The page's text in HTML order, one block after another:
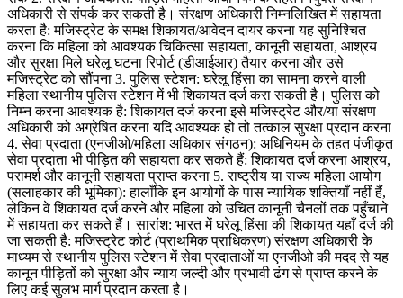
अधिकारी से संपर्क कर सकती है। संरक्षण अधिकारी निम्नलिखित में सहायता
करता है: मजिस्ट्रेट के समक्ष शिकायत/आवेदन दायर करना यह सुनिश्चित
करना कि महिला को आवश्यक चिकित्सा सहायता, कानूनी सहायता, आश्रय
और सुरक्षा मिले घरेलू घटना रिपोर्ट (डीआईआर) तैयार करना और उसे
मजिस्ट्रेट को सौंपना 3. पुलिस स्टेशन: घरेलू हिंसा का सामना करने वाली
महिला स्थानीय पुलिस स्टेशन में भी शिकायत दर्ज करा सकती है। पुलिस को
निम्न करना आवश्यक है: शिकायत दर्ज करना इसे मजिस्ट्रेट और/या संरक्षण
अधिकारी को अग्रेषित करना यदि आवश्यक हो तो तत्काल सुरक्षा प्रदान करना
4. सेवा प्रदाता (एनजीओ/महिला अधिकार संगठन): अधिनियम के तहत पंजीकृत
सेवा प्रदाता भी पीड़ित की सहायता कर सकते हैं: शिकायत दर्ज करना आश्रय,
परामर्श और कानूनी सहायता प्राप्त करना 5. राष्ट्रीय या राज्य महिला आयोग
(सलाहकार की भूमिका): हालाँकि इन आयोगों के पास न्यायिक शक्तियाँ नहीं हैं,
लेकिन वे शिकायत दर्ज करने और महिला को उचित कानूनी चैनलों तक पहुँचाने
में सहायता कर सकते हैं। सारांश: भारत में घरेलू हिंसा की शिकायत यहाँ दर्ज की
जा सकती है: मजिस्ट्रेट कोर्ट (प्राथमिक प्राधिकरण) संरक्षण अधिकारी के
माध्यम से स्थानीय पुलिस स्टेशन में सेवा प्रदाताओं या एनजीओ की मदद से यह
कानून पीड़ितों को सुरक्षा और न्याय जल्दी और प्रभावी ढंग से प्राप्त करने के
लिए कई सुलभ मार्ग प्रदान करता है।